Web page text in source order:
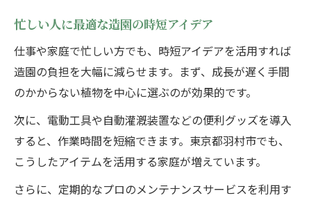
忙しい人に最適な造園の時短アイデア
仕事や家庭で忙しい方でも、時短アイデアを活用すれば
造園の負担を大幅に減らせます。まず、成長が遅く手間
のかからない植物を中心に選ぶのが効果的です。
次に、電動工具や自動灌漑装置などの便利グッズを導入
すると、作業時間を短縮できます。東京都羽村市でも、
こうしたアイテムを活用する家庭が増えています。
さらに、定期的なプロのメンテナンスサービスを利用す